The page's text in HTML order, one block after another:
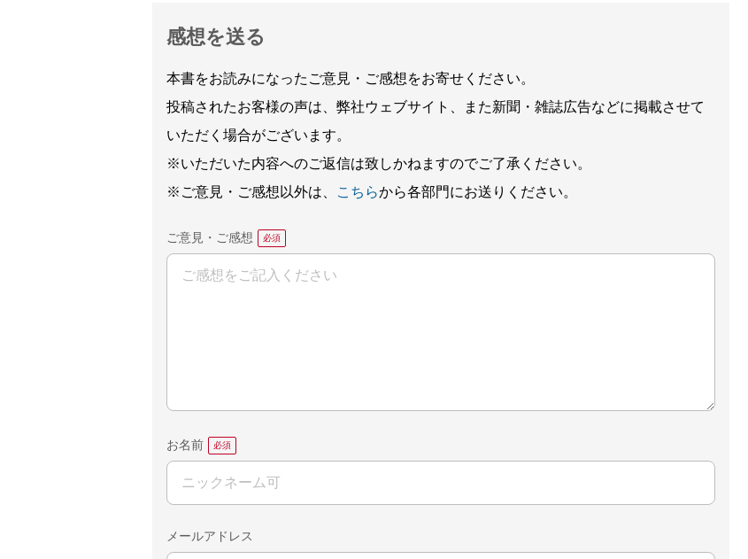
感想を送る
本書をお読みになったご意見・ご感想をお寄せください。
投稿されたお客様の声は、弊社ウェブサイト、また新聞・雑誌広告などに掲載させて
いただく場合がございます。
※いただいた内容へのご返信は致しかねますのでご了承ください。
※ご意見・ご感想以外は、
こちらから各部門にお送りください。
ご意見・ご感想
お名前
メールアドレス